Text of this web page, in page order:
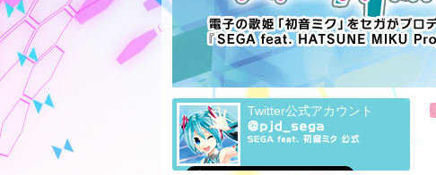
Twitter公式アカウント